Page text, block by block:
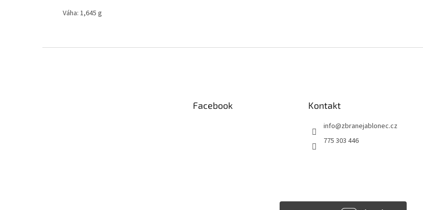
Váha: 1,645 g
Facebook Kontakt
info@zbranejablonec.cz
775 303 446